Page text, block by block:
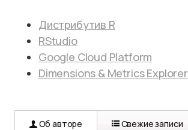
Дистрибутив R
RStudio
Google Cloud Platform
Dimensions & Metrics Explorer
Об авторе Свежие записи